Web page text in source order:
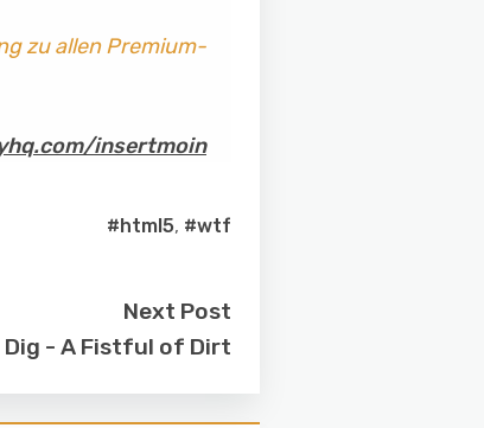
zu allen Premium-
insertmoin
#html5, #wtf
Next Post
- A Fistful of Dirt